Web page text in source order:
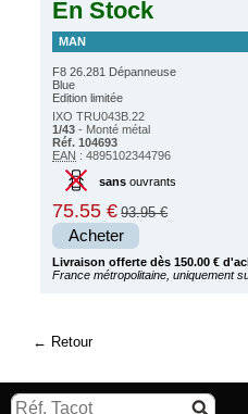
En Stock
MAN
F8 26.281 Dépanneuse
Blue
Edition limitée
IXO TRU043B.22
1/43 - Monté métal
Réf. 104693
EAN : 4895102344796
sansouvrants
75.55 € 93.95 €
Acheter
Livraison offerte dès 150.00 €
France métropolitaine, uniquement
Retour